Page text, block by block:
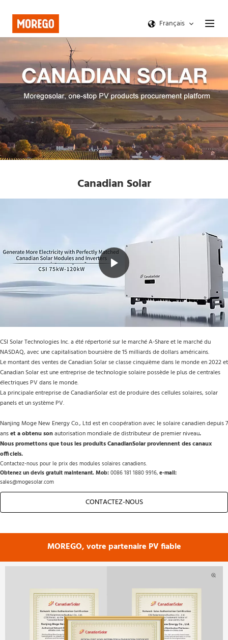
Français
Canadian Solar
CSI Solar Technologies Inc. a été répertorié sur le marché A-Share et le marché du
NASDAQ, avec une capitalisation boursière de 15 milliards de dollars américains.
Le montant des ventes de Canadian Solar se classe cinquième dans le monde en 2022 et
Canadian Solar est une entreprise de technologie solaire possède le plus de centrales
électriques PV dans le monde.
La principale entreprise de CanadianSolar est de produire des cellules solaires, solar
panels et un système PV.
Nanjing Moge New Energy Co., Ltd est en coopération avec le solaire canadien depuis 7
ans et a obtenu son autorisation mondiale de distributeur de premier niveau.
Nous promettons que tous les produits CanadianSolar proviennent des canaux
officiels.
Contactez-nous pour le prix des modules solaires canadiens.
Obtenez un devis gratuit maintenant. Mob: 0086 181 1880 9916, e-mail:
sales@mogesolar.com
CONTACTEZ-NOUS
MOREGO, votre partenaire PV fiable